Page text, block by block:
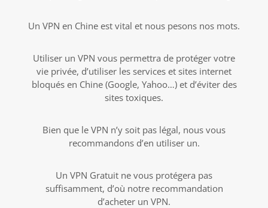
Un VPN en Chine est vital et nous pesons nos mots.
Utiliser un VPN vous permettra de protéger votre
vie privée, d’utiliser les services et sites internet
bloqués en Chine (Google, Yahoo…) et d’éviter des
sites toxiques.
Bien que le VPN n’y soit pas légal, nous vous
recommandons d’en utiliser un.
Un VPN Gratuit ne vous protégera pas
suffisamment, d’où notre recommandation
d’acheter un VPN.